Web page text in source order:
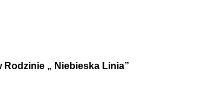
„ Niebieska Linia”